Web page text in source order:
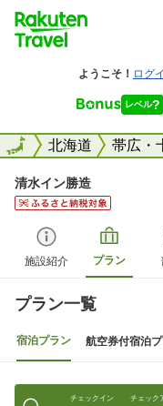
全国北海道 帯広・
全国
清水イン勝造
施設紹介 プラン
プラン一覧
宿泊プラン 航空券付宿泊
チェックイン チェック